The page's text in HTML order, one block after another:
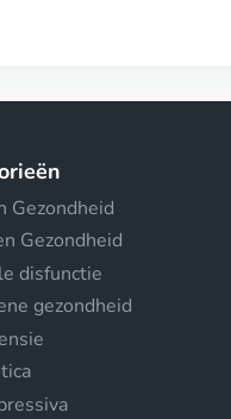
Gezondheid
Gezondheid
disfunctie
gezondheid